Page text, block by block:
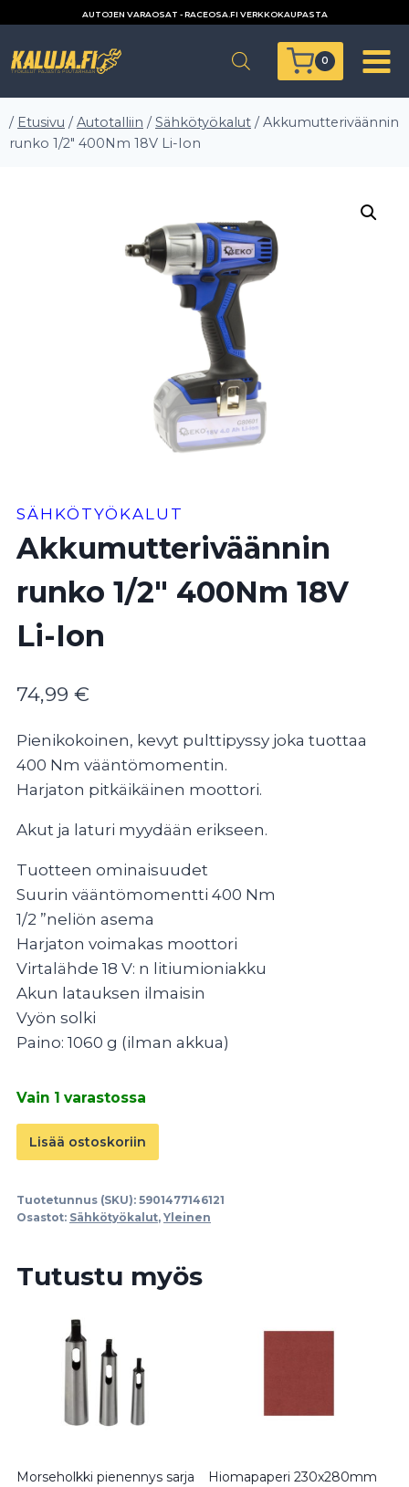
AUTOJEN VARAOSAT - RACEOSA.FI VERKKOKAUPASTA
0
/ Etusivu / Autotalliin / Sähkötyökalut / Akkumutteriväännin
runko 1/2″ 400Nm 18V Li-Ion
SÄHKÖTYÖKALUT
Akkumutteriväännin
runko 1/2″ 400Nm 18V
Li-Ion
74,99 €
Pienikokoinen, kevyt pulttipyssy joka tuottaa
400 Nm vääntömomentin.
Harjaton pitkäikäinen moottori.
Akut ja laturi myydään erikseen.
Tuotteen ominaisuudet
Suurin vääntömomentti 400 Nm
1/2 ”neliön asema
Harjaton voimakas moottori
Virtalähde 18 V: n litiumioniakku
Akun latauksen ilmaisin
Vyön solki
Paino: 1060 g (ilman akkua)
Vain 1 varastossa
Akkumutteriväännin
runko
400Nm
Ion
Lisää ostoskoriin
Tuotetunnus (SKU): 5901477146121
Osastot: Sähkötyökalut, Yleinen
Tutustu myös
Morseholkki pienennys sarja
Hiomapaperi 230x280mm